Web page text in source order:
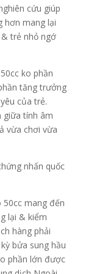
cứu giúp
hơn mang lại
trẻ nhỏ ngớ
ko phần
tăng trưởng
của trẻ.
giữa tính âm
vừa chơi vừa
nhấn quốc
mang đến
lại & kiểm
hàng phải
bửa sung hầu
phần lớn được